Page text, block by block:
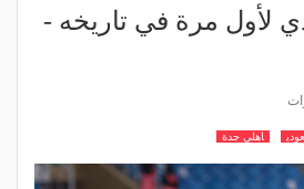
لأول مرة في تاريخه -
اهلي جدة